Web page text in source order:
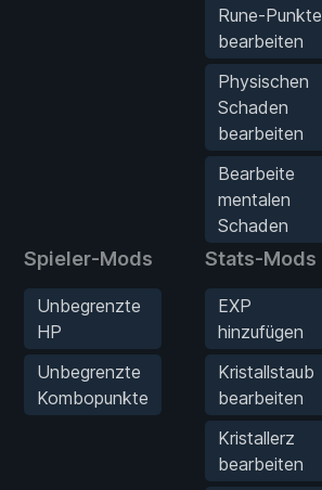
Rune-Punkte
bearbeiten
Physischen
Schaden
bearbeiten
Bearbeite
mentalen
Schaden
Spieler-Mods
Unbegrenzte
HP
Unbegrenzte
Kombopunkte
Stats-Mods
EXP
hinzufügen
Kristallstaub
bearbeiten
Kristallerz
bearbeiten